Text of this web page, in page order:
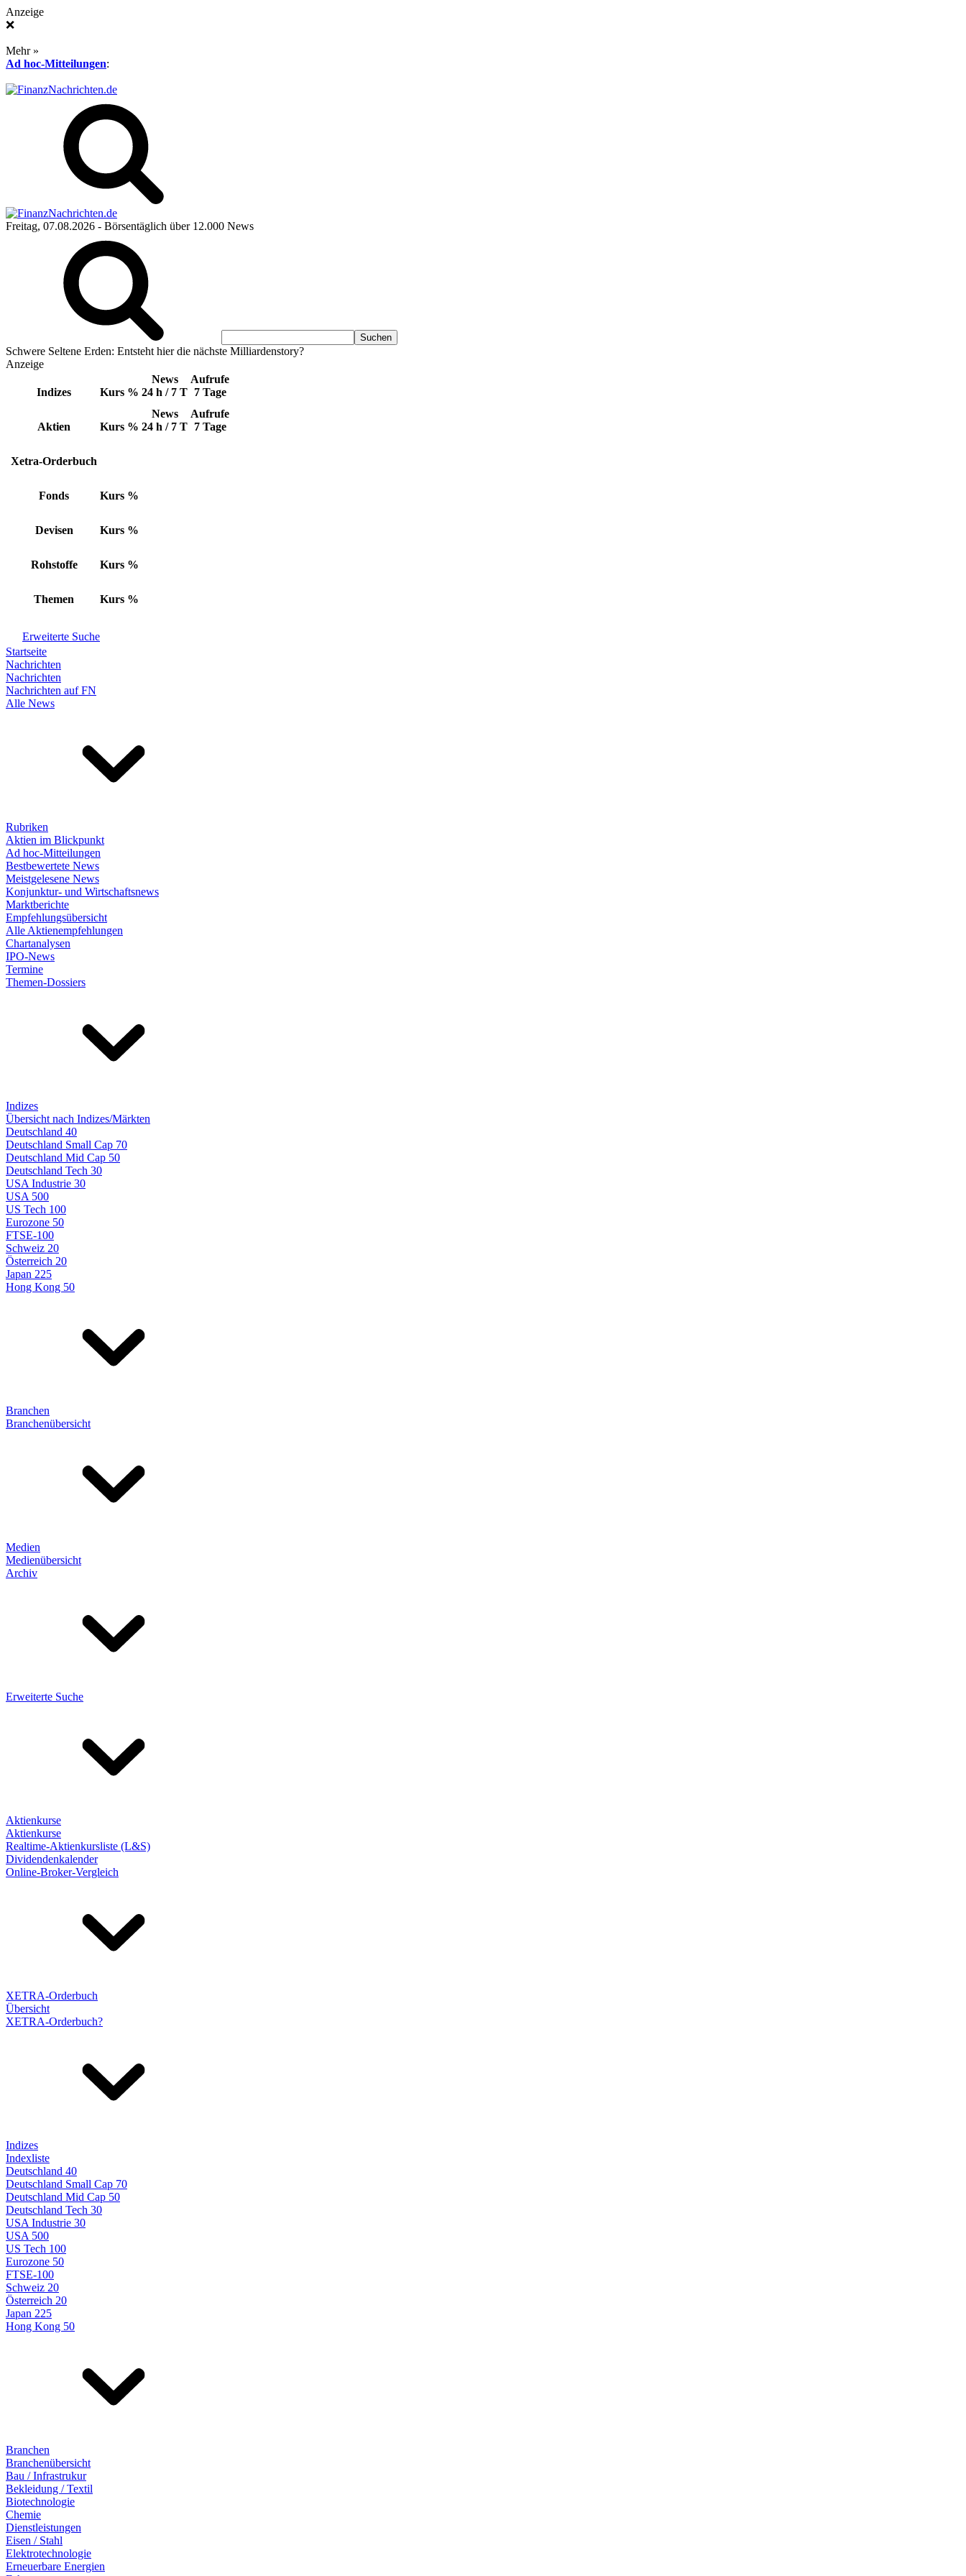
Anzeige
❌
Mehr »
Ad hoc-Mitteilungen:
Freitag, 07.08.2026 - Börsentäglich über 12.000 News
Schwere Seltene Erden: Entsteht hier die nächste Milliardenstory?
Anzeige
Indizes Kurs %
News
24 h / 7 T
Aufrufe
7 Tage
Aktien Kurs %
News
24 h / 7 T
Aufrufe
7 Tage
Xetra-Orderbuch
Fonds Kurs %
Devisen Kurs %
Rohstoffe Kurs %
Themen Kurs %
Erweiterte Suche
Startseite
Nachrichten
Nachrichten
Nachrichten auf FN
Alle News
Rubriken
Aktien im Blickpunkt
Ad hoc-Mitteilungen
Bestbewertete News
Meistgelesene News
Konjunktur- und Wirtschaftsnews
Marktberichte
Empfehlungsübersicht
Alle Aktienempfehlungen
Chartanalysen
IPO-News
Termine
Themen-Dossiers
Indizes
Übersicht nach Indizes/Märkten
Deutschland 40
Deutschland Small Cap 70
Deutschland Mid Cap 50
Deutschland Tech 30
USA Industrie 30
USA 500
US Tech 100
Eurozone 50
FTSE-100
Schweiz 20
Österreich 20
Japan 225
Hong Kong 50
Branchen
Branchenübersicht
Medien
Medienübersicht
Archiv
Erweiterte Suche
Aktienkurse
Aktienkurse
Realtime-Aktienkursliste (L&S)
Dividendenkalender
Online-Broker-Vergleich
XETRA-Orderbuch
Übersicht
XETRA-Orderbuch?
Indizes
Indexliste
Deutschland 40
Deutschland Small Cap 70
Deutschland Mid Cap 50
Deutschland Tech 30
USA Industrie 30
USA 500
US Tech 100
Eurozone 50
FTSE-100
Schweiz 20
Österreich 20
Japan 225
Hong Kong 50
Branchen
Branchenübersicht
Bau / Infrastrukur
Bekleidung / Textil
Biotechnologie
Chemie
Dienstleistungen
Eisen / Stahl
Elektrotechnologie
Erneuerbare Energien